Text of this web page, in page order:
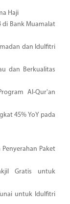
Haji
di Bank Muamalat
dan Idulfitri
dan Berkualitas
Al-Qur'an
45% YoY pada
Paket
Gratis untuk
untuk Idulfitri